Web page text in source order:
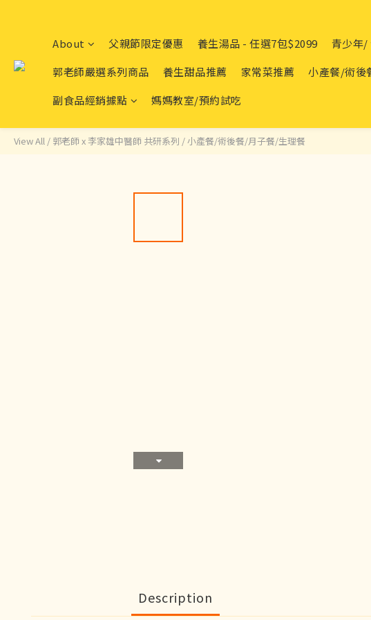
About 父親節限定優惠 養生湯品 - 任選7包$2099 青少年/
郭老師嚴選系列商品
養生甜品推薦 家常菜推薦 小產餐/術後
副食品經銷據點
媽媽教室/預約試吃
View All / 郭老師 x 李家雄中醫師 共研系列 /小產餐/術後餐/月子餐/生理餐
Description